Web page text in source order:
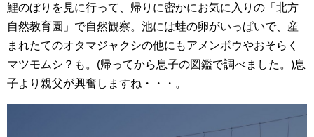
鯉のぼりを見に行って、帰りに密かにお気に入りの「北方
自然教育園」で自然観察。池には蛙の卵がいっぱいで、産
まれたてのオタマジャクシの他にもアメンボウやおそらく
マツモムシ？も。(帰ってから息子の図鑑で調べました。)息
子より親父が興奮しますね・・・。